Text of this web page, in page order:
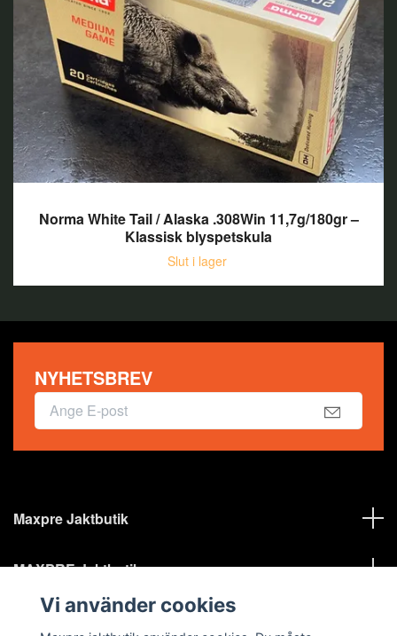
Norma White Tail / Alaska .308Win 11,7g/180gr –
Klassisk blyspetskula
Slut i lager
NYHETSBREV
Maxpre Jaktbutik
MAXPRE Jaktbutik
Sociala medier
Vi använder cookies